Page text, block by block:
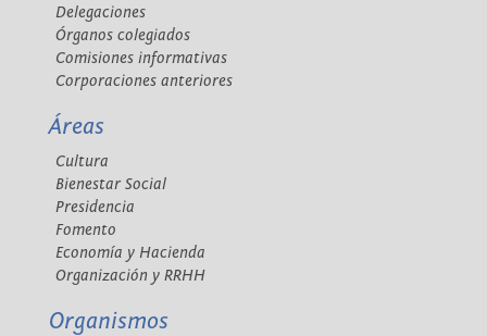
Delegaciones
Órganos colegiados
Comisiones informativas
Corporaciones anteriores
Áreas
Cultura
Bienestar Social
Presidencia
Fomento
Economía y Hacienda
Organización y RRHH
Organismos